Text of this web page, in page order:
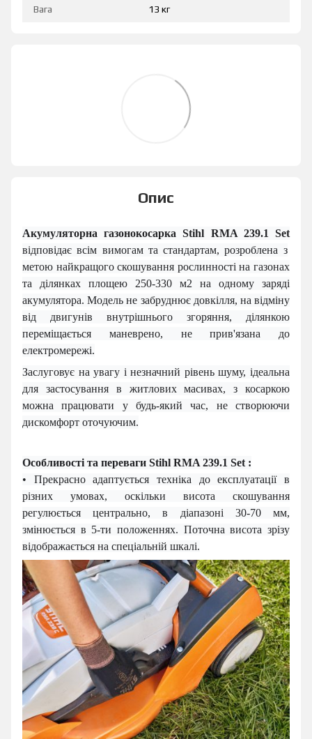
Вага 13 кг
Опис
Акумуляторна газонокосарка Stihl RMA 239.1 Set
відповідає всім вимогам та стандартам, розроблена з
метою найкращого скошування рослинності на газонах
та ділянках площею 250-330 м2 на одному заряді
акумулятора. Модель не забруднює довкілля, на відміну
від двигунів внутрішнього згоряння, ділянкою
переміщається маневрено, не прив'язана до
електромережі.
Заслуговує на увагу і незначний рівень шуму, ідеальна
для застосування в житлових масивах, з косаркою
можна працювати у будь-який час, не створюючи
дискомфорт оточуючим.
Особливості та переваги Stihl RMA 239.1 Set :
• Прекрасно адаптується техніка до експлуатації в
різних умовах, оскільки висота скошування
регулюється центрально, в діапазоні 30-70 мм,
змінюється в 5-ти положеннях. Поточна висота зрізу
відображається на спеціальній шкалі.